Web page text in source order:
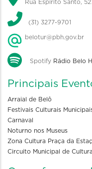
Rua Espírito Santo,
(31) 3277-9701
belotur@pbh.gov.br
Spotify Rádio Belo
Principais
Arraial de Belô
Festivais Culturais
Carnaval
Noturno nos Museus
Zona Cultura Praça da
Circuito Municipal de Cultura